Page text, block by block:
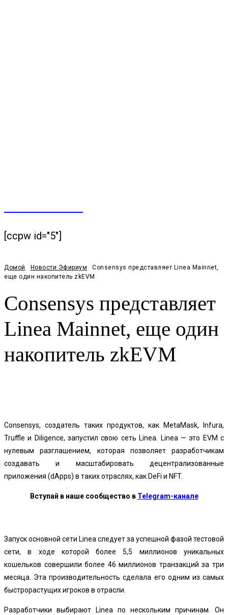
[ccpw id="5"]
Домой Новости Эфириум
Consensys представляет Linea Mainnet,
еще один накопитель zkEVM
Consensys представляет
Linea Mainnet, еще один
накопитель zkEVM
Consensys, создатель таких продуктов, как MetaMask, Infura,
Truffle и Diligence, запустил свою сеть Linea. Linea — это EVM с
нулевым разглашением, которая позволяет разработчикам
создавать и масштабировать децентрализованные
приложения (dApps) в таких отраслях, как DeFi и NFT.
Вступай в наше сообщество в Telegram-канале
Запуск основной сети Linea следует за успешной фазой тестовой
сети, в ходе которой более 5,5 миллионов уникальных
кошельков совершили более 46 миллионов транзакций за три
месяца. Эта производительность сделала его одним из самых
быстрорастущих игроков в отрасли.
Разработчики выбирают Linea по нескольким причинам. Он